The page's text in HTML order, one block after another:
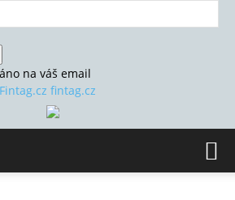
na váš email
fintag.cz